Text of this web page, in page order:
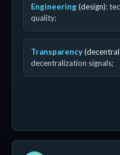
Engineering(design):
quality;
Transparency
decentralization signals;